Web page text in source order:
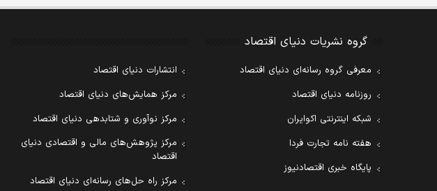
گروه نشریات دنیای اقتصاد
معرفی گروه رسانه‌ای دنیای اقتصاد
روزنامه دنیای اقتصاد
شبکه اینترنتی اکوایران
هفته نامه تجارت فردا
پایگاه خبری اقتصادنیوز
انتشارات دنیای اقتصاد
مرکز همایش‌های دنیای اقتصاد
مرکز نوآوری و شتابدهی دنیای اقتصاد
مرکز پژوهش‌های مالی و اقتصادی دنیای
اقتصاد
مرکز راه حل‌های رسانه‌ای دنیای اقتصاد